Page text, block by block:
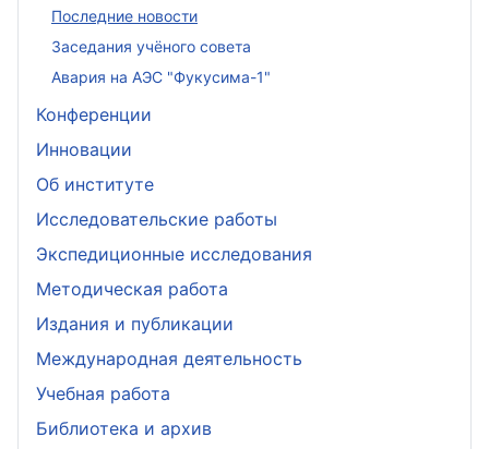
Последние новости
Заседания учёного совета
Авария на АЭС "Фукусима-1"
Конференции
Инновации
Об институте
Исследовательские работы
Экспедиционные исследования
Методическая работа
Издания и публикации
Международная деятельность
Учебная работа
Библиотека и архив